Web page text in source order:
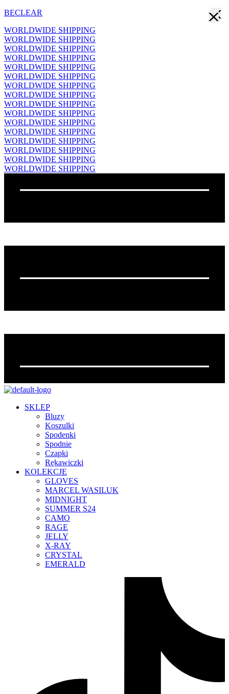
BECLEAR
WORLDWIDE SHIPPING
WORLDWIDE SHIPPING
WORLDWIDE SHIPPING
WORLDWIDE SHIPPING
WORLDWIDE SHIPPING
WORLDWIDE SHIPPING
WORLDWIDE SHIPPING
WORLDWIDE SHIPPING
WORLDWIDE SHIPPING
WORLDWIDE SHIPPING
WORLDWIDE SHIPPING
WORLDWIDE SHIPPING
WORLDWIDE SHIPPING
WORLDWIDE SHIPPING
WORLDWIDE SHIPPING
WORLDWIDE SHIPPING
SKLEP
Bluzy
Koszulki
Spodenki
Spodnie
Czapki
Rękawiczki
KOLEKCJE
GLOVES
MARCEL WASILUK
MIDNIGHT
SUMMER S24
CAMO
RAGE
JELLY
X-RAY
CRYSTAL
EMERALD